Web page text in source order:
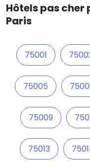
Hôtels pas
Paris
75001
75005
75009
75013